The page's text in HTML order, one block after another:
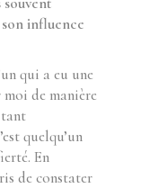
influence
qui a eu une
de manière
quelqu’un
En
de constater